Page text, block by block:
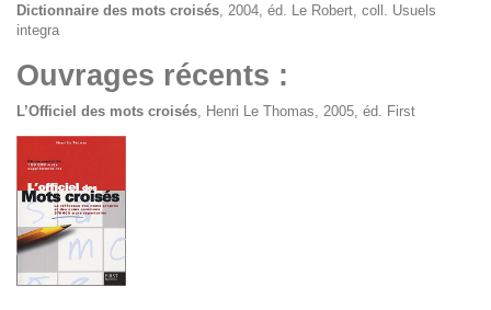
Dictionnaire des mots croisés, 2004, éd. Le Robert, coll. Usuels
integra
Ouvrages récents :
L’Officiel des mots croisés, Henri Le Thomas, 2005, éd. First